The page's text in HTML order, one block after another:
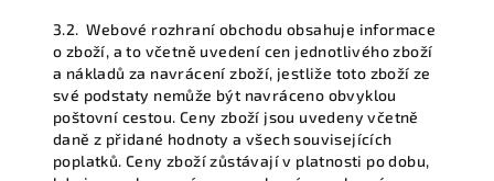
3.2.Webové rozhraní obchodu obsahuje informace
o zboží, a to včetně uvedení cen jednotlivého zboží
a nákladů za navrácení zboží, jestliže toto zboží ze
své podstaty nemůže být navráceno obvyklou
poštovní cestou. Ceny zboží jsou uvedeny včetně
daně z přidané hodnoty a všech souvisejících
poplatků. Ceny zboží zůstávají v platnosti po dobu,